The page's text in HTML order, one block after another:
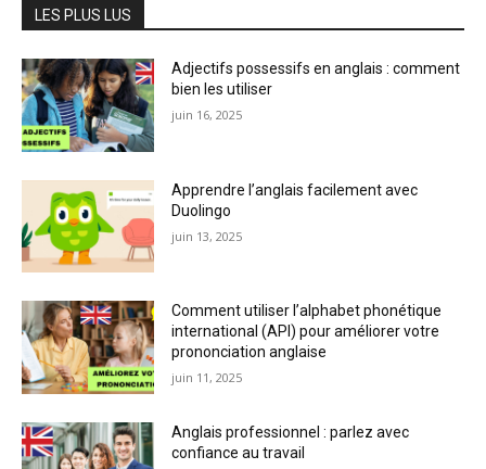
LES PLUS LUS
Adjectifs possessifs en anglais : comment
bien les utiliser
juin 16, 2025
Apprendre l’anglais facilement avec
Duolingo
juin 13, 2025
Comment utiliser l’alphabet phonétique
international (API) pour améliorer votre
prononciation anglaise
juin 11, 2025
Anglais professionnel : parlez avec
confiance au travail